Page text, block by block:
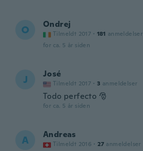
O Ondrej
Tilmeldt 2017 · 181 anmeldelser
for ca. 5 år siden
J José
Tilmeldt 2017 · 3 anmeldelser
Todo perfecto 🎅
for ca. 5 år siden
A Andreas
Tilmeldt 2016 · 27 anmeldelser